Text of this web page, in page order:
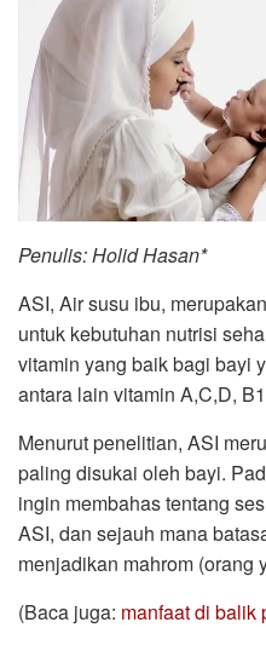
Penulis: Holid Hasan*
ASI, Air susu ibu,
untuk kebutuhan nutrisi
vitamin yang baik bagi bayi
antara lain vitamin A,C,D,
Menurut penelitian, ASI
paling disukai oleh bayi.
ingin membahas tentang
ASI, dan sejauh mana
menjadikan mahrom (orang
(Baca juga: manfaat di balik